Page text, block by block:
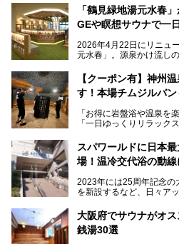
当初の計画から約5年の
サウナ・岩盤浴・フィッ
を融合した、これまでの“
今回はオープン前の内覧
サウナー注目の3種のサ
高い岩盤浴エリア、日本
スマシンなど、見どころ
「鶴見緑地湯元水春
GEや瞑想サウナで一
2026年4月22日にリニュ
元水春」。源泉かけ流し
に“一日中くつろげる場
今回のリニューアルでは
見どころが盛りだくさん
ろん、休日にゆったり過
本記事では、そんなリニ
紹介します。これから「
い。
【クーポン有】神州
す！本場チムジルバ
「お得に岩盤浴や温泉を
「一日ゆっくりリラック
利用できる「神州温泉 あ
あるごの湯は、大阪府豊
チムジルバン（岩盤浴）
タイムまで満喫できる長
る迫力ある熱波パフォー
のう”体験をしっかり楽
スパワールドに日本
場！温冷交代浴の動線
2023年には25周年記念の
を新設するなど、日々ア
そんなスパワールドが
室や日本最大級140人収容
アルオープン！浴室であ
大阪府でサウナがオ
銭湯30選